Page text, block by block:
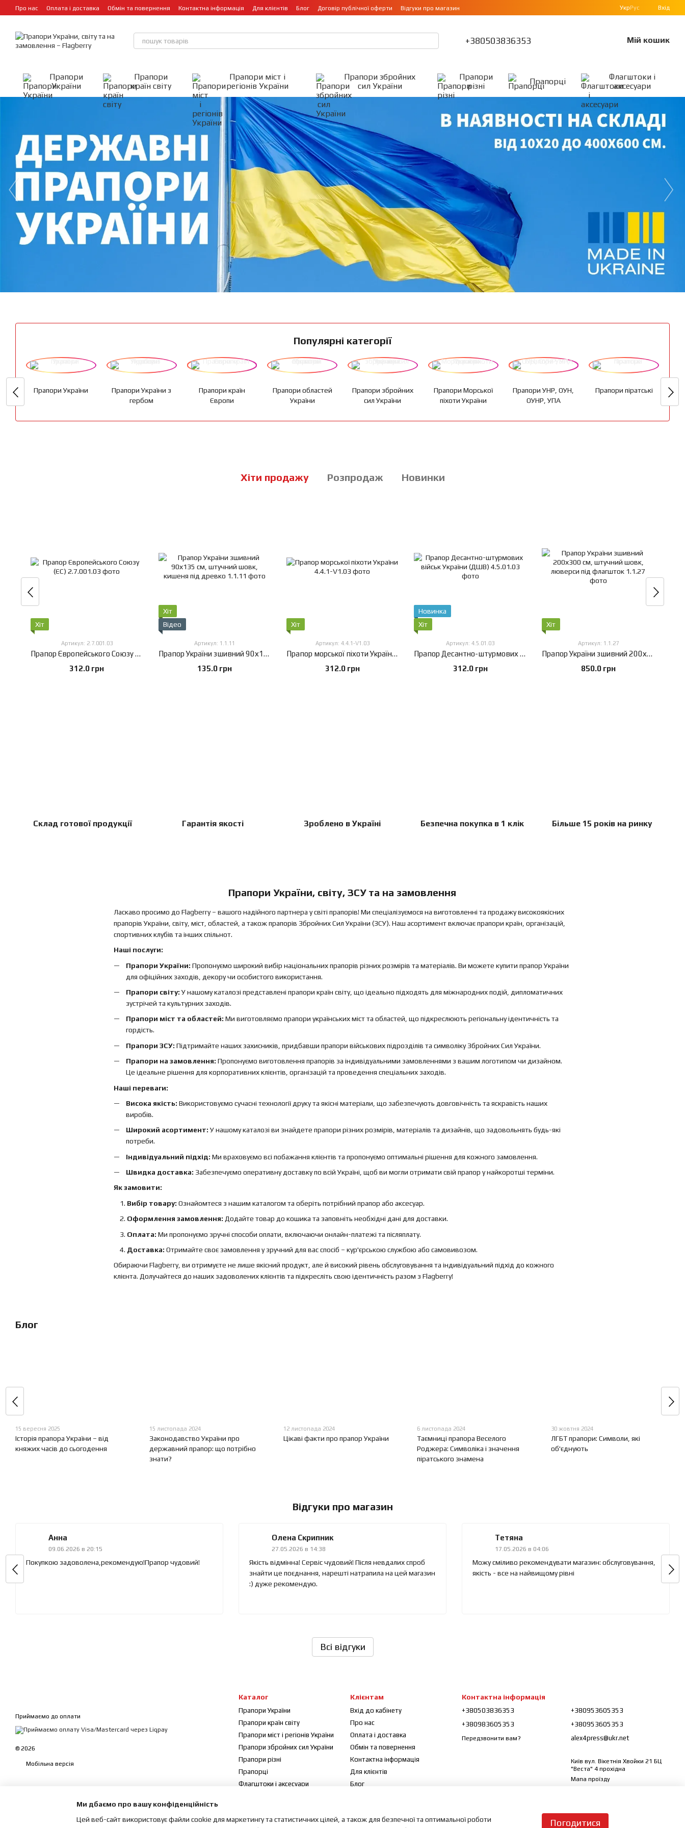
Перейти до основного контенту
Про нас Оплата і доставка Обмін та повернення Контактна інформація Для клієнтів Блог Договір публічної оферти Відгуки про магазин УкрРус Вхід
+380503836353 Мій кошик
Прапори
України
Прапори
країн світу
Прапори міст і
регіонів України
Прапори збройних
сил України
Прапори
різні
Прапорці
Флагштоки і
аксесуари
Популярні категорії
Прапори України
Прапори України з
гербом
Прапори країн
Європи
Прапори областей
України
Прапори збройних
сил України
Прапори Морської
піхоти України
Прапори УНР, ОУН,
ОУНР, УПА
Прапори піратські
Хіти продажу Розпродаж Новинки
Хіт
Артикул: 2.7.001.03
Прапор Європейського Союзу (ЄС), 60х90 см, Штучний шовк 50 г/м², Сублімаційний друк, односторонній, Кишеня під древко зліва
312.0 грн
Хіт
Відео
Артикул: 1.1.11
Прапор України зшивний 90х135 см, штучний шовк, кишеня під древко
135.0 грн
Хіт
Артикул: 4.4.1-V1.03
Прапор морської піхоти України, 60х90 см, Штучний шовк 50 г/м², Сублімаційний друк, односторонній, Кишеня під древко зліва
312.0 грн
Новинка
Хіт
Артикул: 4.5.01.03
Прапор Десантно-штурмових військ України (ДШВ), 60х90 см, Штучний шовк 50 г/м², Сублімаційний друк, односторонній, Кишеня під древко зліва
312.0 грн
Хіт
Артикул: 1.1.27
Прапор України зшивний 200х300 см, штучний шовк, люверси під флагшток
850.0 грн
Склад готової продукції Гарантія якості Зроблено в Україні Безпечна покупка в 1 клік Більше 15 років на ринку
Прапори України, світу, ЗСУ та на замовлення
Ласкаво просимо до Flagberry – вашого надійного партнера у світі прапорів! Ми спеціалізуємося на виготовленні та продажу високоякісних
прапорів України, світу, міст, областей, а також прапорів Збройних Сил України (ЗСУ). Наш асортимент включає прапори країн, організацій,
спортивних клубів та інших спільнот.
Наші послуги:
Прапори України: Пропонуємо широкий вибір національних прапорів різних розмірів та матеріалів. Ви можете купити прапор України
для офіційних заходів, декору чи особистого використання.
Прапори світу:У нашому каталозі представлені прапори країн світу, що ідеально підходять для міжнародних подій, дипломатичних
зустрічей та культурних заходів.
Прапори міст та областей: Ми виготовляємо прапори українських міст та областей, що підкреслюють регіональну ідентичність та
гордість.
Прапори ЗСУ: Підтримайте наших захисників, придбавши прапори військових підрозділів та символіку Збройних Сил України.
Прапори на замовлення: Пропонуємо виготовлення прапорів за індивідуальними замовленнями з вашим логотипом чи дизайном.
Це ідеальне рішення для корпоративних клієнтів, організацій та проведення спеціальних заходів.
Наші переваги:
Висока якість: Використовуємо сучасні технології друку та якісні матеріали, що забезпечують довговічність та яскравість наших
виробів.
Широкий асортимент:У нашому каталозі ви знайдете прапори різних розмірів, матеріалів та дизайнів, що задовольнять будь-які
потреби.
Індивідуальний підхід: Ми враховуємо всі побажання клієнтів та пропонуємо оптимальні рішення для кожного замовлення.
Швидка доставка: Забезпечуємо оперативну доставку по всій Україні, щоб ви могли отримати свій прапор у найкоротші терміни.
Як замовити:
Вибір товару: Ознайомтеся з нашим каталогом та оберіть потрібний прапор або аксесуар.
Оформлення замовлення: Додайте товар до кошика та заповніть необхідні дані для доставки.
Оплата: Ми пропонуємо зручні способи оплати, включаючи онлайн-платежі та післяплату.
Доставка: Отримайте своє замовлення у зручний для вас спосіб – кур'єрською службою або самовивозом.
Обираючи Flagberry, ви отримуєте не лише якісний продукт, але й високий рівень обслуговування та індивідуальний підхід до кожного
клієнта. Долучайтеся до наших задоволених клієнтів та підкресліть свою ідентичність разом з Flagberry!
Блог
15 вересня 2025
Історія прапора України – від
княжих часів до сьогодення
15 листопада 2024
Законодавство України про
державний прапор: що потрібно
знати?
12 листопада 2024
Цікаві факти про прапор України
6 листопада 2024
Таємниці прапора Веселого
Роджера: Символіка і значення
піратського знамена
30 жовтня 2024
ЛГБТ прапори: Символи, які
об'єднують
Відгуки про магазин
Анна
09.06.2026 в 20:15
Покупкою задоволена,рекомендую!Прапор чудовий!
Олена Скрипник
27.05.2026 в 14:38
Якість відмінна! Сервіс чудовий! Після невдалих спроб
знайти це поєднання, нарешті натрапила на цей магазин
:) дуже рекомендую.
Тетяна
17.05.2026 в 04:06
Можу сміливо рекомендувати магазин: обслуговування,
якість - все на найвищому рівні
Всі відгуки
Приймаємо до оплати
© 2026
Мобільна версія
Каталог
Прапори України
Прапори країн світу
Прапори міст і регіонів України
Прапори збройних сил України
Прапори різні
Прапорці
Флагштоки і аксесуари
Клієнтам
Вхід до кабінету
Про нас
Оплата і доставка
Обмін та повернення
Контактна інформація
Для клієнтів
Блог
Мапа сайту
Контактна інформація
+380503836353
+380983605353
Передзвонити вам?
+380953605353
+380953605353
alex4press@ukr.net
Київ вул. Вікетнія Хвойки 21 БЦ
"Веста" 4 прохідна
Мапа проїзду
Ми дбаємо про вашу конфіденційність
Цей веб-сайт використовує файли cookie для маркетингу та статистичних цілей, а також для безпечної та оптимальної роботи
Погодитися